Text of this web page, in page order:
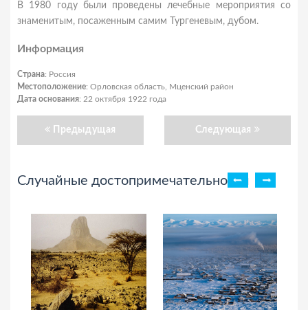
В 1980 году были проведены лечебные мероприятия со
знаменитым, посаженным самим Тургеневым, дубом.
Информация
Страна: Россия
Местоположение: Орловская область, Мценский район
Дата основания: 22 октября 1922 года
Предыдущая Следующая
Случайные достопримечательности